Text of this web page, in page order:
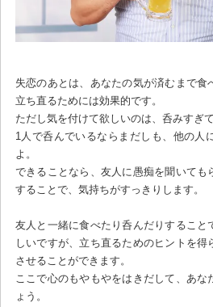
失恋のあとは、あなたの気が済むまで食
立ち直るためには効果的です。
ただし気を付けて欲しいのは、呑みすぎ
1人で呑んでいるならまだしも、他の人
よ。
できることなら、友人に愚痴を聞いても
することで、気持ちがすっきりします。
友人と一緒に食べたり呑んだりすること
しいですが、立ち直るためのヒントを得
させることができます。
ここで心のもやもやをはきだして、あな
ょう。